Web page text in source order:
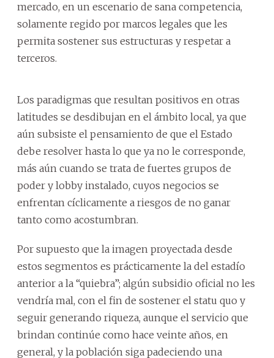
mercado, en un escenario de sana competencia,
solamente regido por marcos legales que les
permita sostener sus estructuras y respetar a
terceros.
Los paradigmas que resultan positivos en otras
latitudes se desdibujan en el ámbito local, ya que
aún subsiste el pensamiento de que el Estado
debe resolver hasta lo que ya no le corresponde,
más aún cuando se trata de fuertes grupos de
poder y lobby instalado, cuyos negocios se
enfrentan cíclicamente a riesgos de no ganar
tanto como acostumbran.
Por supuesto que la imagen proyectada desde
estos segmentos es prácticamente la del estadío
anterior a la “quiebra”; algún subsidio oficial no les
vendría mal, con el fin de sostener el statu quo y
seguir generando riqueza, aunque el servicio que
brindan continúe como hace veinte años, en
general, y la población siga padeciendo una